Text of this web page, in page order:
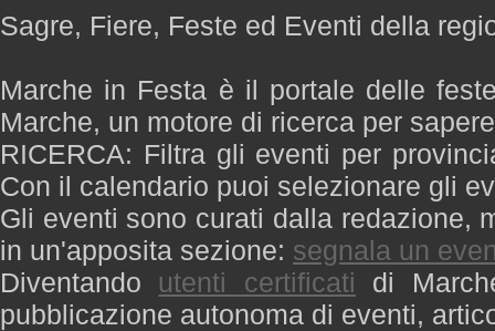
Sagre, Fiere, Feste ed Eventi della
Marche in Festa è il portale delle
Marche, un motore di ricerca per
RICERCA: Filtra gli eventi per
Con il calendario puoi selezionare gli
Gli eventi sono curati dalla redazione,
in un'apposita sezione: segnala un
Diventando utenti certificati di
pubblicazione autonoma di eventi,